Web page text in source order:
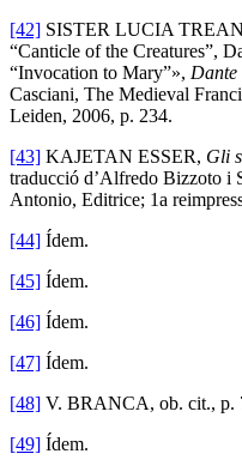
[42] SISTER LUCIA
“Canticle of the Creatures”,
“Invocation to Mary”», Dante
Casciani, The Medieval
Leiden, 2006, p. 234.
[43] KAJETAN ESSER, Gli
traducció d’Alfredo Bizzoto i
Antonio, Editrice; 1a
[44] Ídem.
[45] Ídem.
[46] Ídem.
[47] Ídem.
[48] V. BRANCA, ob. cit., p.
[49] Ídem.